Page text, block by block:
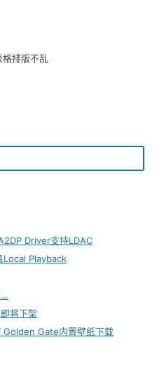
格排版不乱
Driver支持LDAC
Local Playback
…
将下架
Golden Gate内置壁纸下载